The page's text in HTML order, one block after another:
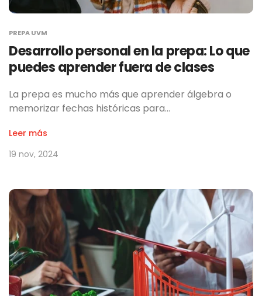
PREPA UVM
Desarrollo personal en la prepa: Lo que
puedes aprender fuera de clases
La prepa es mucho más que aprender álgebra o
memorizar fechas históricas para…
Leer más
19 nov, 2024